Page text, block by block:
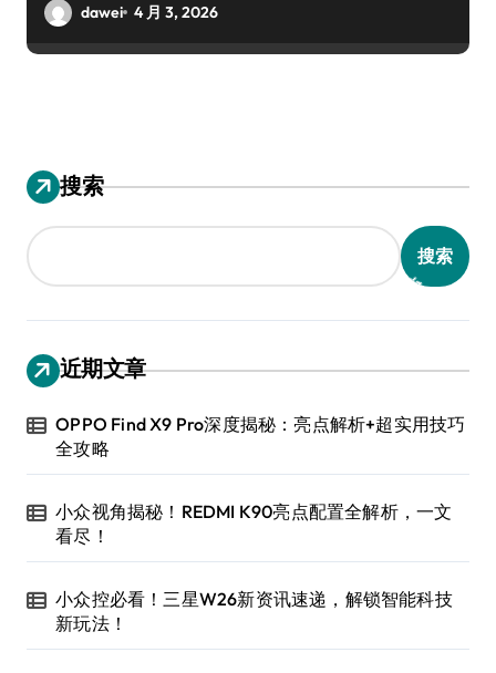
dawei 4 月 3, 2026
搜索
搜索
近期文章
OPPO Find X9 Pro深度揭秘：亮点解析+超实用技巧
全攻略
小众视角揭秘！REDMI K90亮点配置全解析，一文
看尽！
小众控必看！三星W26新资讯速递，解锁智能科技
新玩法！